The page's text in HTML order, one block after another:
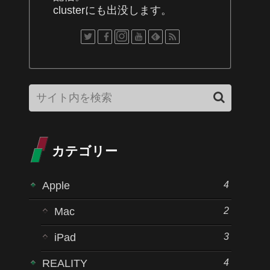
clusterにも出没します。
カテゴリー
Apple 4
Mac 2
iPad 3
REALITY 4